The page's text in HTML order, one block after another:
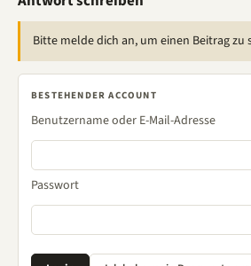
Bitte melde dich an, um einen Beitrag zu
BESTEHENDER ACCOUNT
Benutzername oder E-Mail-Adresse
Passwort